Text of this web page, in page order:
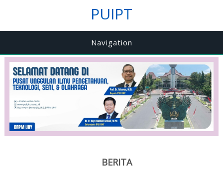
PUIPT
Navigation
BERITA